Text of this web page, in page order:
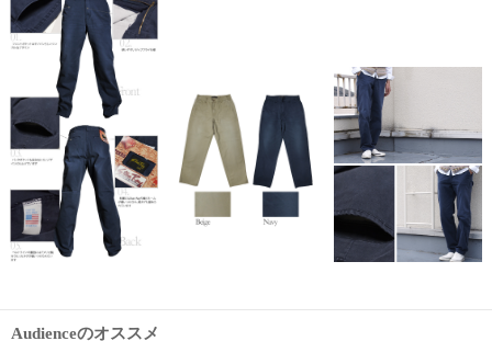
Audienceのオススメ